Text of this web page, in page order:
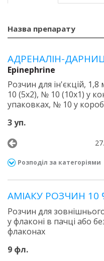
Назва препарату
АДРЕНАЛІН-
Epinephrine
Розчин для ін'єкцій,
10 (5х2), № 10 (10х1) у
упаковках, № 10 у
3 уп.
Розподіл за категоріями
АМІАКУ РОЗЧИН 10
Розчин для
у флаконі в пачці або
флаконах
9 фл.